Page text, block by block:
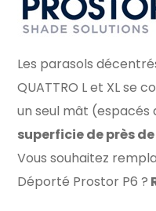
Les parasols décentrés
QUATTRO L et XL se
un seul mât (espacés
superficie de près de
Vous souhaitez
Déporté Prostor P6 ?